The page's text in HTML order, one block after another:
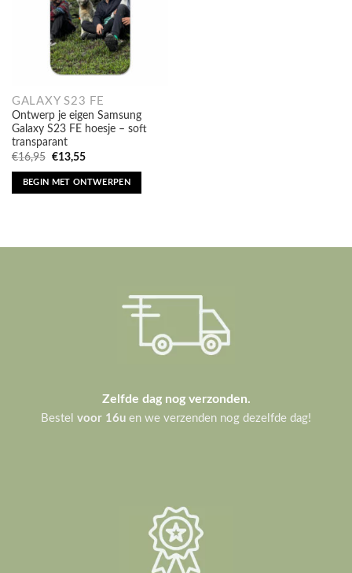
GALAXY S23 FE
Ontwerp je eigen Samsung
Galaxy S23 FE hoesje – soft
transparant
€16,95 Oorspronkelijke
was:
€16,95.
€13,55Huidige
is:
€13,55.
BEGIN MET ONTWERPEN
Zelfde dag nog verzonden.
Bestel voor 16u en we verzenden nog dezelfde dag!